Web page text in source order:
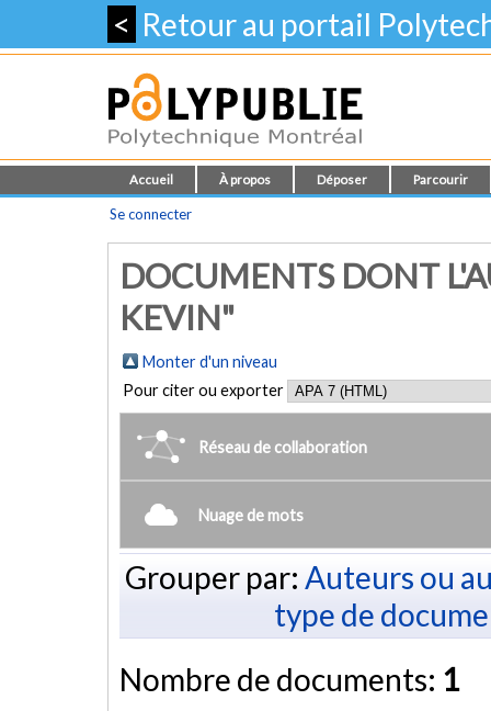
< Retour au portail
Accueil À propos Déposer Parcourir
Se connecter
DOCUMENTS DONT
KEVIN"
Monter d'un niveau
Pour citer ou exporter
Réseau de collaboration
Nuage de mots
Grouper par: Auteurs ou
type de
Nombre de documents: 1